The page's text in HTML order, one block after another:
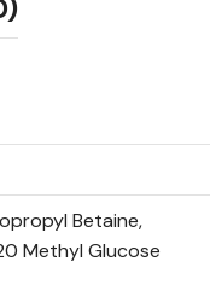
Betaine,
Methyl Glucose